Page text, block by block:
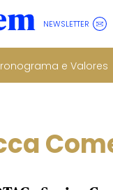
NEWSLETTER
e Valores